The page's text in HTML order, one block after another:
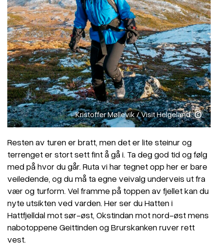
Kristoffer Møllevik / Visit Helgeland
Resten av turen er bratt, men det er lite steinur og
terrenget er stort sett fint å gå i. Ta deg god tid og følg
med på hvor du går. Ruta vi har tegnet opp her er bare
veiledende, og du må ta egne veivalg underveis ut fra
vær og turform. Vel framme på toppen av fjellet kan du
nyte utsikten ved varden. Her ser du Hatten i
Hattfjelldal mot sør-øst, Okstindan mot nord-øst mens
nabotoppene Geittinden og Brurskanken ruver rett
vest.